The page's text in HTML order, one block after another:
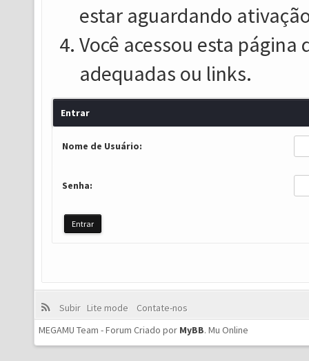
estar aguardando
Você acessou esta
adequadas ou links.
Entrar
Nome de Usuário:
Senha:
Subir Lite mode
Contate-nos
MEGAMU Team - Forum Criado por MyBB. Mu Online